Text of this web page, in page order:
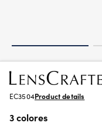
EC3504Product details
3 colores